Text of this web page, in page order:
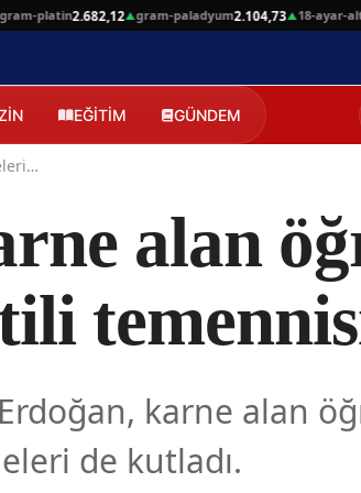
platin2.682,12▲gram-paladyum2.104,73▲18-ayar-altin
EĞİTİM GÜNDEM
Erdoğan’dan karne alan öğrencilere ve ailelerine yaz tatili temennisi
alan
karne alan
de kutladı.